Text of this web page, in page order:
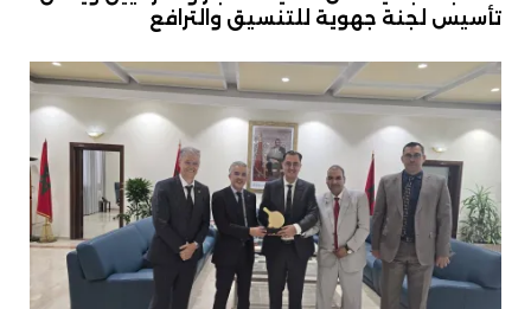
تأسيس لجنة جهوية للتنسيق والترافع